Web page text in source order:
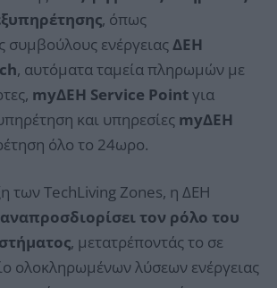
, όπως
συμβούλους ενέργειας ΔΕΗ
, αυτόματα ταμεία πληρωμών με
myΔΕΗ Service Pointγια
και υπηρεσίες myΔΕΗ
όλο το 24ωρο.
των TechLiving Zones, η ΔΕΗ
τον ρόλο του
, μετατρέποντάς το σε
ολοκληρωμένων λύσεων ενέργειας